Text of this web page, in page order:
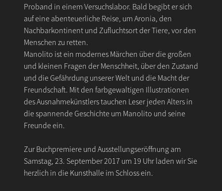
Proband in einem Versuchslabor. Bald begibt er sich
auf eine abenteuerliche Reise, um Aronia, den
Nachbarkontinent und Zufluchtsort der Tiere, vor den
Menschen zu retten.
Manolito ist ein modernes Märchen über die großen
und kleinen Fragen der Menschheit, über den Zustand
und die Gefährdung unserer Welt und die Macht der
Freundschaft. Mit den farbgewaltigen Illustrationen
des Ausnahmekünstlers tauchen Leser jeden Alters in
die spannende Geschichte um Manolito und seine
Freunde ein.
Zur Buchpremiere und Ausstellungseröffnung am
Samstag, 23. September 2017 um 19 Uhr laden wir Sie
herzlich in die Kunsthalle im Schloss ein.